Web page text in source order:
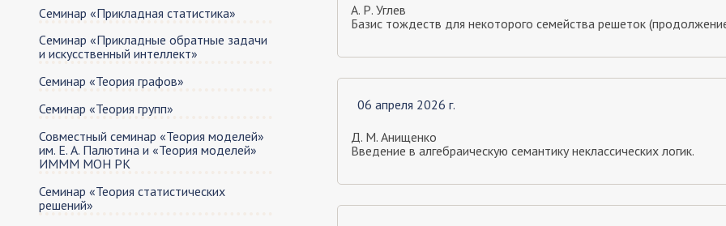
А. Р. Углев
Базис тождеств для некоторого семейства решеток
06 апреля 2026 г.
Д. М. Анищенко
Введение в алгебраическую семантику неклассических логик.
Cеминар «Прикладная статистика»
Cеминар «Прикладные обратные задачи
и искусственный интеллект»
Семинар «Теория графов»
Семинар «Теория групп»
Совместный семинар «Теория моделей»
им. Е. А. Палютина и «Теория моделей»
ИМММ МОН РК
Семинар «Теория статистических
решений»